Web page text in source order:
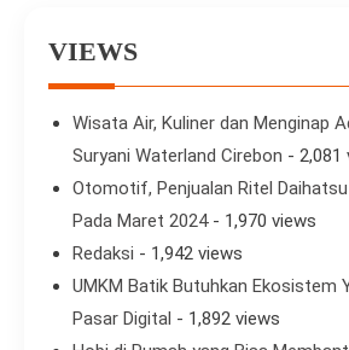
VIEWS
Wisata Air, Kuliner dan Menginap
Suryani Waterland Cirebon - 2,081
Otomotif, Penjualan Ritel
Pada Maret 2024- 1,970 views
Redaksi - 1,942 views
UMKM Batik Butuhkan Ekosistem
Pasar Digital - 1,892 views